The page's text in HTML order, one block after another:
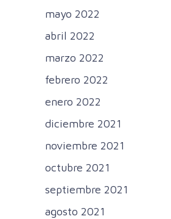
mayo 2022
abril 2022
marzo 2022
febrero 2022
enero 2022
diciembre 2021
noviembre 2021
octubre 2021
septiembre 2021
agosto 2021